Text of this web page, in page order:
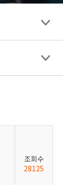
조회수
28125